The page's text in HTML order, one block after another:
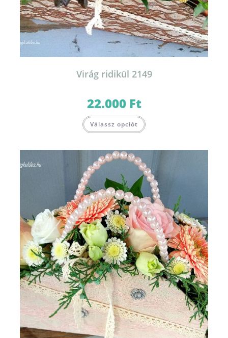
Virág ridikül 2149
22.000 Ft
Válassz opciót